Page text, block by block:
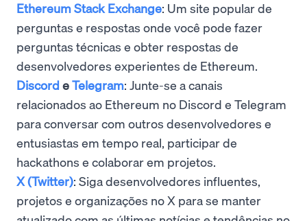
Ethereum Stack Exchange: Um site popular de
perguntas e respostas onde você pode fazer
perguntas técnicas e obter respostas de
desenvolvedores experientes de Ethereum.
Discord eTelegram: Junte-se a canais
relacionados ao Ethereum no Discord e Telegram
para conversar com outros desenvolvedores e
entusiastas em tempo real, participar de
hackathons e colaborar em projetos.
X (Twitter): Siga desenvolvedores influentes,
projetos e organizações no X para se manter